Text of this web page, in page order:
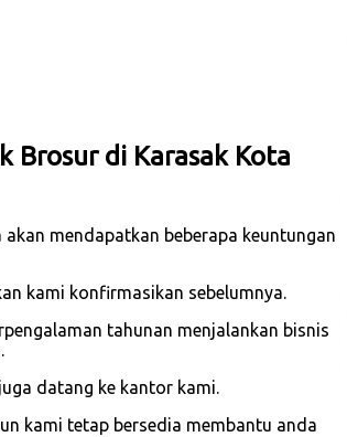
Brosur di Karasak Kota
mendapatkan beberapa keuntungan
kami konfirmasikan sebelumnya.
tahunan menjalankan bisnis
datang ke kantor kami.
kami tetap bersedia membantu anda